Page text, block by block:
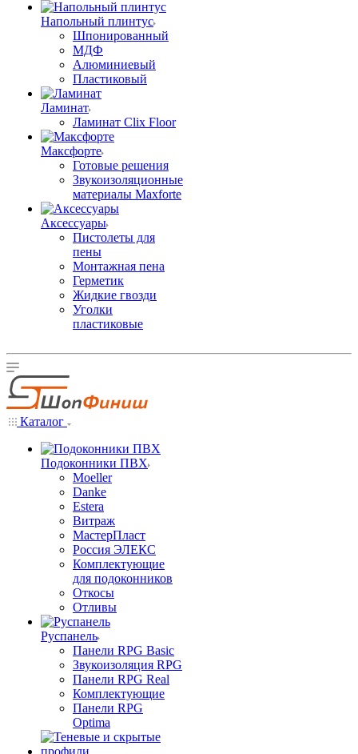
Напольный плинтус
Шпонированный
МДФ
Алюминиевый
Пластиковый
Ламинат
Ламинат Clix Floor
Максфорте
Готовые решения
Звукоизоляционные
материалы Maxforte
Аксессуары
Пистолеты для
пены
Монтажная пена
Герметик
Жидкие гвозди
Уголки
пластиковые
Каталог
Подоконники ПВХ
Moeller
Danke
Estera
Витраж
МастерПласт
Россия ЭЛЕКС
Комплектующие
для подоконников
Откосы
Отливы
Руспанель
Панели RPG Basic
Звукоизоляция RPG
Панели RPG Real
Комплектующие
Панели RPG
Optima